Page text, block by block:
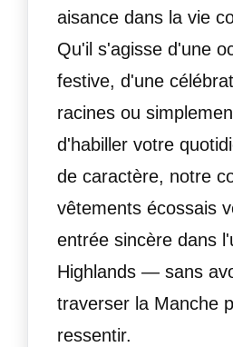
aisance dans la vie
Qu'il s'agisse d'une
festive, d'une
racines ou
d'habiller votre
de caractère, notre
vêtements écossais
entrée sincère dans
Highlands — sans
traverser la Manche
ressentir.